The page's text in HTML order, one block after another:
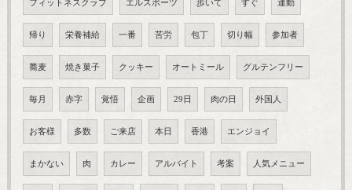
フィットネスクラブ エルスポーツ 歩いて すぐ 運動
帰り 栄養補給 一番 苦労 包丁 切り幅 参加者
蕎麦 焼き菓子 クッキー オートミール グルテンフリー
毎月 赤字 覚悟 企画 29日 肉の日 外国人
お客様 多数 ご来店 本日 香港 エンジョイ
まかない 肉 カレー アルバイト 考案 人気メニュー